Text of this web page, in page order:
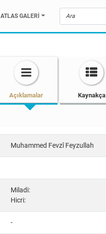
ATLAS GALERİ
Açıklamalar Kaynakça
Muhammed Fevzî Feyzullah
Miladi:
Hicri:
-